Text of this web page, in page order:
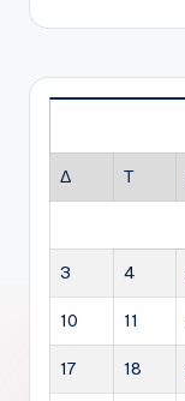
Δ Τ
3 4
10 11
17 18